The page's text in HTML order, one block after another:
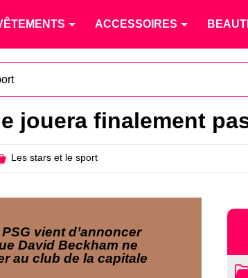
ACCESSOIRES
jouera finalement
Les stars et le sport
vient d’annoncer
David Beckham ne
au club de la capitale